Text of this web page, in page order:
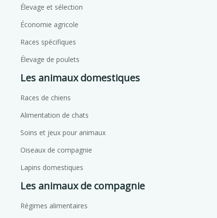
Élevage et sélection
Économie agricole
Races spécifiques
Élevage de poulets
Les animaux domestiques
Races de chiens
Alimentation de chats
Soins et jeux pour animaux
Oiseaux de compagnie
Lapins domestiques
Les animaux de compagnie
Régimes alimentaires